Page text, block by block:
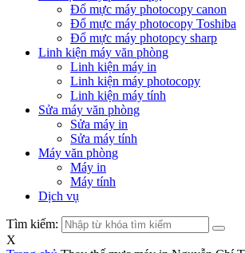
Đổ mực máy photocopy canon
Đổ mực máy photocopy Toshiba
Đổ mực máy photopcy sharp
Linh kiện máy văn phòng
Linh kiện máy in
Linh kiện máy photocopy
Linh kiện máy tính
Sửa máy văn phòng
Sửa máy in
Sửa máy tính
Máy văn phòng
Máy in
Máy tính
Dịch vụ
Tìm kiếm:
X